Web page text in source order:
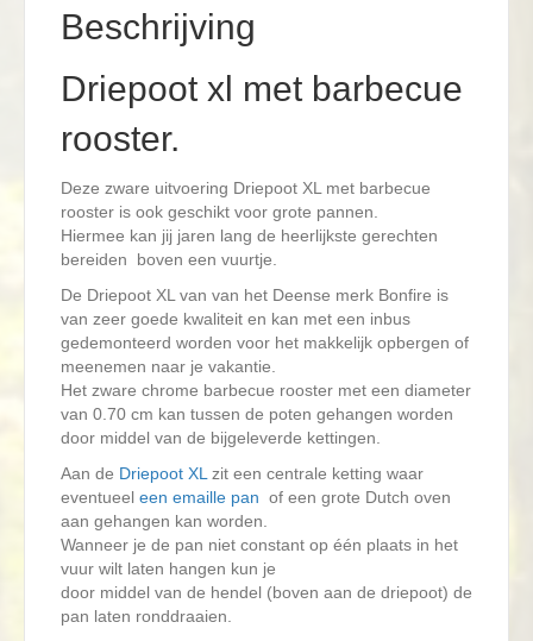
Beschrijving
Driepoot xl met barbecue
rooster.
Deze zware uitvoering Driepoot XL met barbecue
rooster is ook geschikt voor grote pannen.
Hiermee kan jij jaren lang de heerlijkste gerechten
bereiden boven een vuurtje.
De Driepoot XL van van het Deense merk Bonfire is
van zeer goede kwaliteit en kan met een inbus
gedemonteerd worden voor het makkelijk opbergen of
meenemen naar je vakantie.
Het zware chrome barbecue rooster met een diameter
van 0.70 cm kan tussen de poten gehangen worden
door middel van de bijgeleverde kettingen.
Aan de Driepoot XLzit een centrale ketting waar
eventueel een emaille pan of een grote Dutch oven
aan gehangen kan worden.
Wanneer je de pan niet constant op één plaats in het
vuur wilt laten hangen kun je
door middel van de hendel (boven aan de driepoot) de
pan laten ronddraaien.